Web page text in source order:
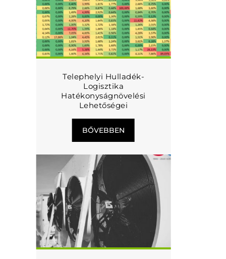
Telephelyi Hulladék-
Logisztika
Hatékonyságnövelési
Lehetőségei
BŐVEBBEN